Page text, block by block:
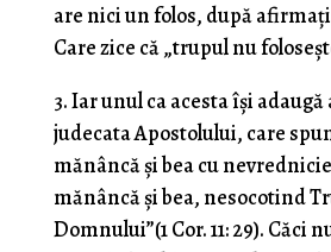
are nici un folos, după
Care zice că „trupul nu
3. Iar unul ca acesta îşi adaugă
judecata Apostolului, care
mănâncă şi bea cu
mănâncă şi bea, nesocotind
Domnului”(1 Cor. 11: 29). Căci